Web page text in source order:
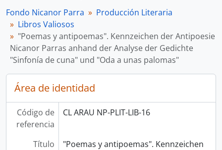
Fondo Nicanor Parra
Producción Literaria
Libros Valiosos
"Poemas y antipoemas". Kennzeichen der Antipoesie
Nicanor Parras anhand der Analyse der Gedichte
"Sinfonía de cuna" und "Oda a unas palomas"
Área de identidad
Código de
referencia
CL ARAU NP-PLIT-LIB-16
Título
"Poemas y antipoemas". Kennzeichen